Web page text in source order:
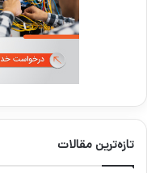
تازه‌ترین مقالات